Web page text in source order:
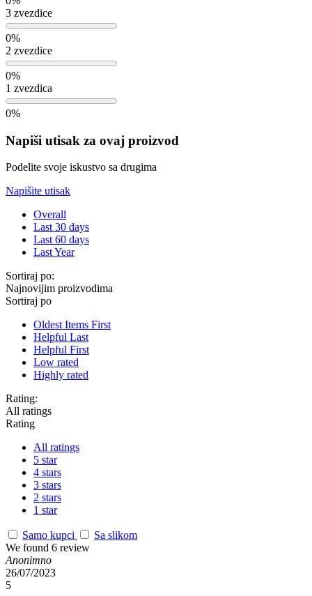
3 zvezdice
0%
2 zvezdice
0%
1 zvezdica
0%
Napiši utisak za ovaj proizvod
Podelite svoje iskustvo sa drugima
Napišite utisak
Overall
Last 30 days
Last 60 days
Last Year
Sortiraj po:
Najnovijim proizvodima
Sortiraj po
Oldest Items First
Helpful Last
Helpful First
Low rated
Highly rated
Rating:
All ratings
Rating
All ratings
5 star
4 stars
3 stars
2 stars
1 star
Samo kupci
Sa slikom
We found 6 review
Anonimno
26/07/2023
5